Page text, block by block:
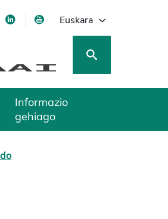
in a new tab
opens in a new tab
opens in a new tab
Euskara
Informazio
gehiago